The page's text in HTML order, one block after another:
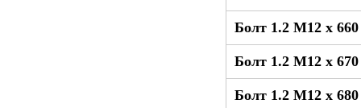
Болт 1.2 М12 x
Болт 1.2 М12 x
Болт 1.2 М12 x